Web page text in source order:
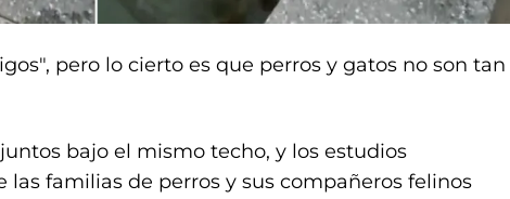
pero lo cierto es que perros y gatos no son tan
bajo el mismo techo, y los estudios
familias de perros y sus compañeros felinos